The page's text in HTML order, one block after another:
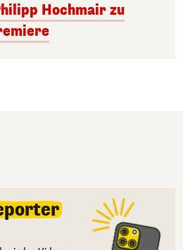
Hochmair zu